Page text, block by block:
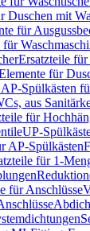
Duschen mit
für
Ersatzteile
für
Spülkästen
aus
für
UP-
AP-Spülkästen
für 1-
für Anschlüsse